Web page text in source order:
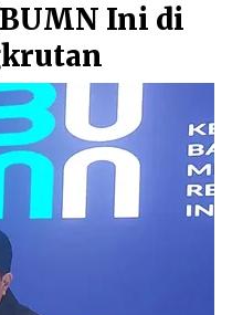
Ini di